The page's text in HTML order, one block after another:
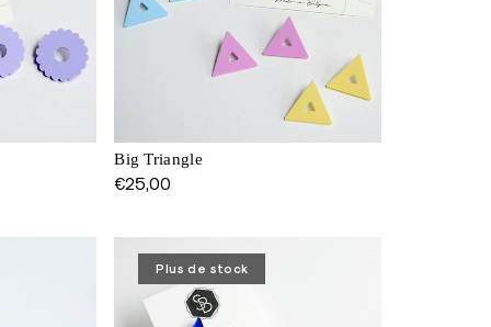
Big Triangle
€25,00
Plus de stock